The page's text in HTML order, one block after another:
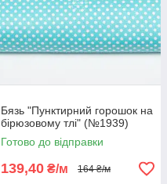
Бязь "Пунктирний горошок на
бірюзовому тлі" (№1939)
Готово до відправки
139,40 ₴/м 164 ₴/м